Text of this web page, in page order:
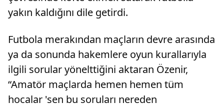
yakın kaldığını dile getirdi.
Futbola merakından maçların devre arasında
ya da sonunda hakemlere oyun kurallarıyla
ilgili sorular yönelttiğini aktaran Özenir,
“Amatör maçlarda hemen hemen tüm
hocalar 'sen bu soruları nereden